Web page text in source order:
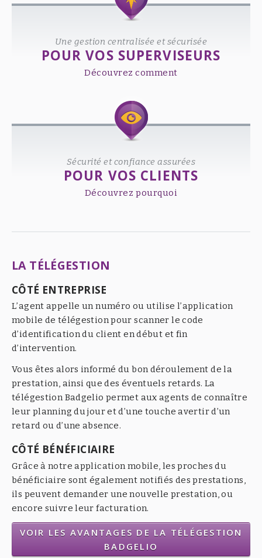
Une gestion centralisée et sécurisée
POUR VOS SUPERVISEURS
Découvrez comment
Sécurité et confiance assurées
POUR VOS CLIENTS
Découvrez pourquoi
LA TÉLÉGESTION
CÔTÉ ENTREPRISE
L’agent appelle un numéro ou utilise l’application
mobile de télégestion pour scanner le code
d’identification du client en début et fin
d’intervention.
Vous êtes alors informé du bon déroulement de la
prestation, ainsi que des éventuels retards. La
télégestion Badgelio permet aux agents de connaître
leur planning du jour et d’une touche avertir d’un
retard ou d’une absence.
CÔTÉ BÉNÉFICIAIRE
Grâce à notre application mobile, les proches du
bénéficiaire sont également notifiés des prestations,
ils peuvent demander une nouvelle prestation, ou
encore suivre leur facturation.
VOIR LES AVANTAGES DE LA TÉLÉGESTION
BADGELIO